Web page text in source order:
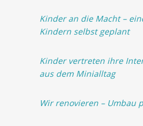
Kinder an die Macht –
Kindern selbst geplant
Kinder vertreten ihre
aus dem Minialltag
Wir renovieren – Umbau